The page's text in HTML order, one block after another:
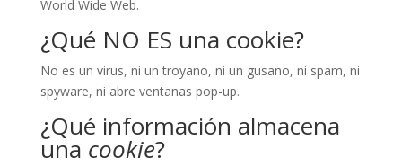
World Wide Web.
¿Qué NO ES una cookie?
No es un virus, ni un troyano, ni un gusano, ni spam, ni
spyware, ni abre ventanas pop-up.
¿Qué información almacena
una cookie?